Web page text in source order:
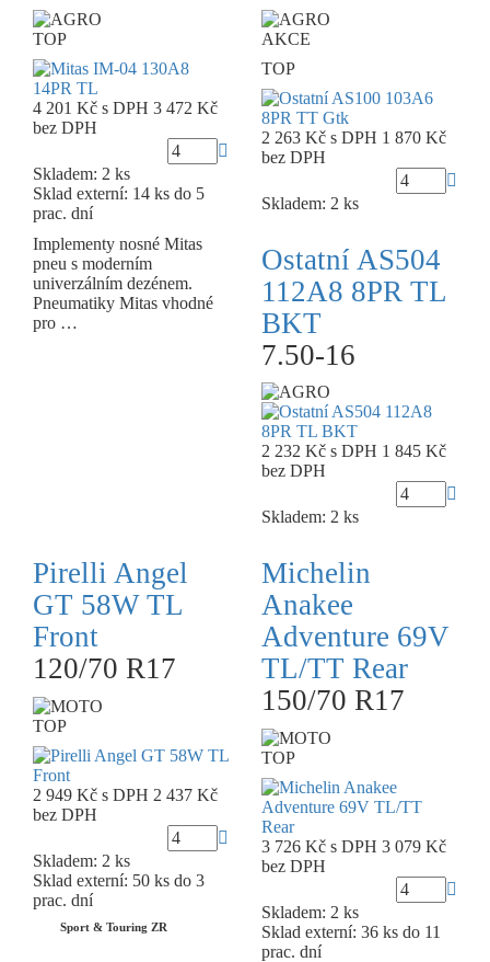
TOP
4 201 Kč s DPH 3 472 Kč
bez DPH
Skladem: 2 ks
Sklad externí: 14 ks do 5
prac. dní
Implementy nosné Mitas
pneu s moderním
univerzálním dezénem.
Pneumatiky Mitas vhodné
pro …
AKCE
TOP
2 263 Kč s DPH 1 870 Kč
bez DPH
Skladem: 2 ks
Ostatní AS504
112A8 8PR TL
BKT
7.50-16
2 232 Kč s DPH 1 845 Kč
bez DPH
Skladem: 2 ks
Pirelli Angel
GT 58W TL
Front
120/70 R17
TOP
2 949 Kč s DPH 2 437 Kč
bez DPH
Skladem: 2 ks
Sklad externí: 50 ks do 3
prac. dní
Sport & Touring ZR
Michelin
Anakee
Adventure 69V
TL/TT Rear
150/70 R17
TOP
3 726 Kč s DPH 3 079 Kč
bez DPH
Skladem: 2 ks
Sklad externí: 36 ks do 11
prac. dní